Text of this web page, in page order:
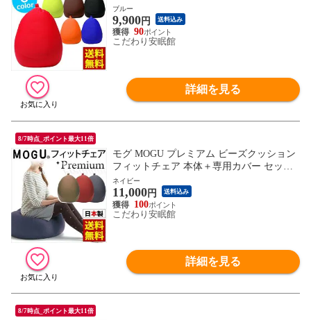
さ55cm ロイヤルブルー)【10I83246RBL】
ブルー
9,900円 送料込み
90
こだわり安眠館
詳細を見る
8/7時点_ポイント最大11倍
モグ MOGU プレミアム ビーズクッション
フィットチェア 本体＋専用カバー セット
日本製(約Φ45cm×高55cm ネイビー)【10I-P
REMIUMFC-NV】
ネイビー
11,000円 送料込み
100
こだわり安眠館
詳細を見る
8/7時点_ポイント最大11倍